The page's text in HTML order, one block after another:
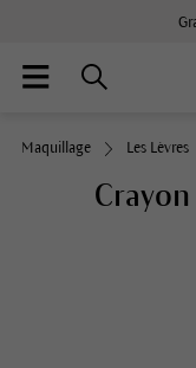
Maquillage Les Lèvres